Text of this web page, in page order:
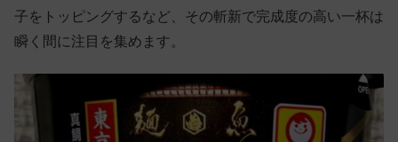
子をトッピングするなど、その斬新で完成度の高い一杯は
瞬く間に注目を集めます。